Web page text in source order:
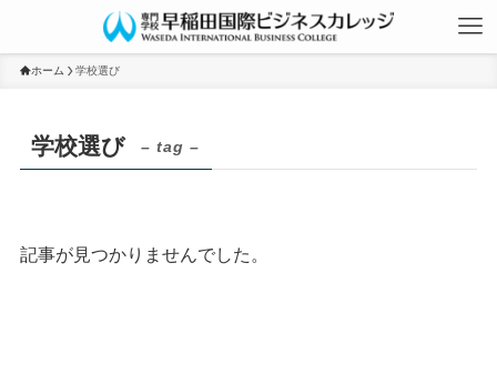
ホーム 学校選び
学校選び – tag –
記事が見つかりませんでした。